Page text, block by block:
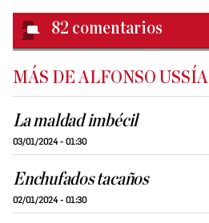
82 comentarios
MÁS DE ALFONSO USSÍA
La maldad imbécil
03/01/2024 - 01:30
Enchufados tacaños
02/01/2024 - 01:30